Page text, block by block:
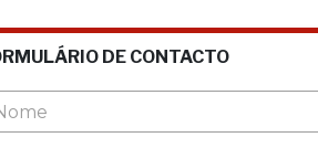
DE CONTACTO